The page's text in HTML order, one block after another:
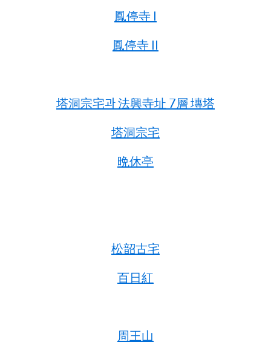
鳳停寺 I
鳳停寺 II
塔洞宗宅과 法興寺址 7層 塼塔
塔洞宗宅
晩休亭
松韶古宅
百日紅
周王山